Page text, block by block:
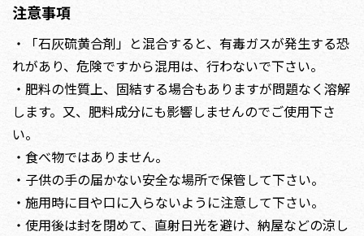
注意事項
・「石灰硫黄合剤」と混合すると、有毒ガスが発生する恐
れがあり、危険ですから混用は、行わないで下さい。
・肥料の性質上、固結する場合もありますが問題なく溶解
します。又、肥料成分にも影響しませんのでご使用下さ
い。
・食べ物ではありません。
・子供の手の届かない安全な場所で保管して下さい。
・施用時に目や口に入らないように注意して下さい。
・使用後は封を閉めて、直射日光を避け、納屋などの涼し